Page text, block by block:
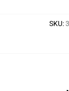
SKU: